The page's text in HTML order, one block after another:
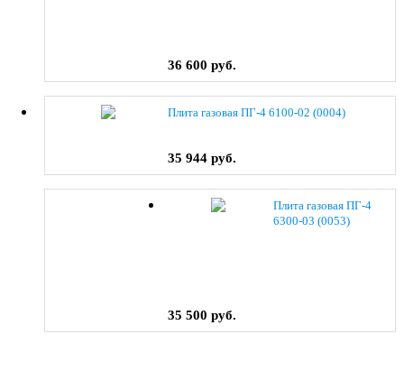
36 600 руб.
Плита газовая ПГ-4 6100-02 (0004)
35 944 руб.
Плита газовая ПГ-4
6300-03 (0053)
35 500 руб.